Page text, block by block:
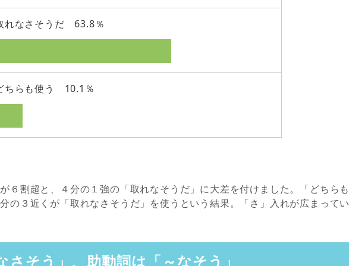
れなさそうだ 63.8％
ちらも使う 10.1％
６割超と、４分の１強の「取れなそうだ」に大差を付けました。「どちらも
の３近くが「取れなさそうだ」を使うという結果。「さ」入れが広まってい
さそう」、助動詞は「～なそう」